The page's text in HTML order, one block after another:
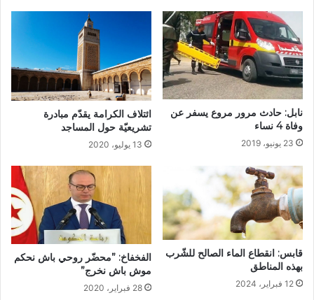
نابل: حادث مرور مروع يسفر عن
وفاة 4 نساء
23 يونيو، 2019
ائتلاف الكرامة يقدّم مبادرة
تشريعيّة حول المساجد
13 يوليو، 2020
قابس: انقطاع الماء الصالح للشّرب
بهذه المناطق
12 فبراير، 2024
الفخفاخ: ”محضّر روحي باش نحكم
موش باش نخرج”
28 فبراير، 2020